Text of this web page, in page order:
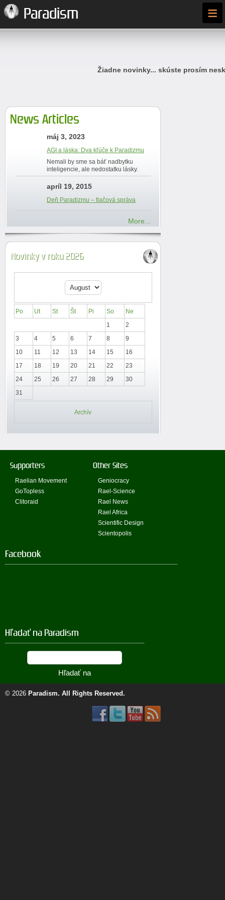
Paradism ≡
Žiadne novinky... skúste prosím
News Articles
máj 3, 2023
AGI a láska: Dva kľúče k Paradizmu
Nemali by sme sa báť nadbytku
inteligencie, ale nedostatku lásky.
apríl 19, 2015
Deň Paradizmu – tlačová správa
More...
Novinky v roku 2026
Po Ut St Št Pi So
Ne
1
2
3
4 5 6 7 8
9
10
11 12 13 14 15
16
17
18 19 20 21 22
23
24
25 26 27 28 29
30
31
Archív
Supporters
Raelian Movement
GoTopless
Clitoraid
Other Sites
Geniocracy
Rael-Science
Rael News
Rael Africa
Scientific Design
Scientopolis
Facebook
Hľadať na Paradism
© 2026 Paradism. All Rights Reserved.